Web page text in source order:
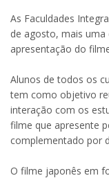
As Faculdades
de agosto, mais
apresentação do
Alunos de todos os
tem como objetivo
interação com os
filme que apresente
complementado por
O filme japonês em